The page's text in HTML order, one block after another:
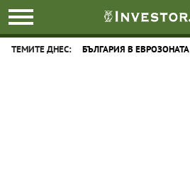
ТЕМИТЕ ДНЕС: БЪЛГАРИЯ В ЕВРОЗОНАТА